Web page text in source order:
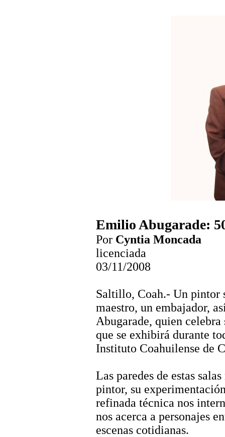
Emilio Abugarade:
Por Cyntia Moncada
licenciada
03/11/2008
Saltillo, Coah.- Un pintor
maestro, un embajador,
Abugarade, quien celebra
que se exhibirá durante
Instituto Coahuilense de
Las paredes de estas
pintor, su
refinada técnica nos
nos acerca a personajes
escenas cotidianas.